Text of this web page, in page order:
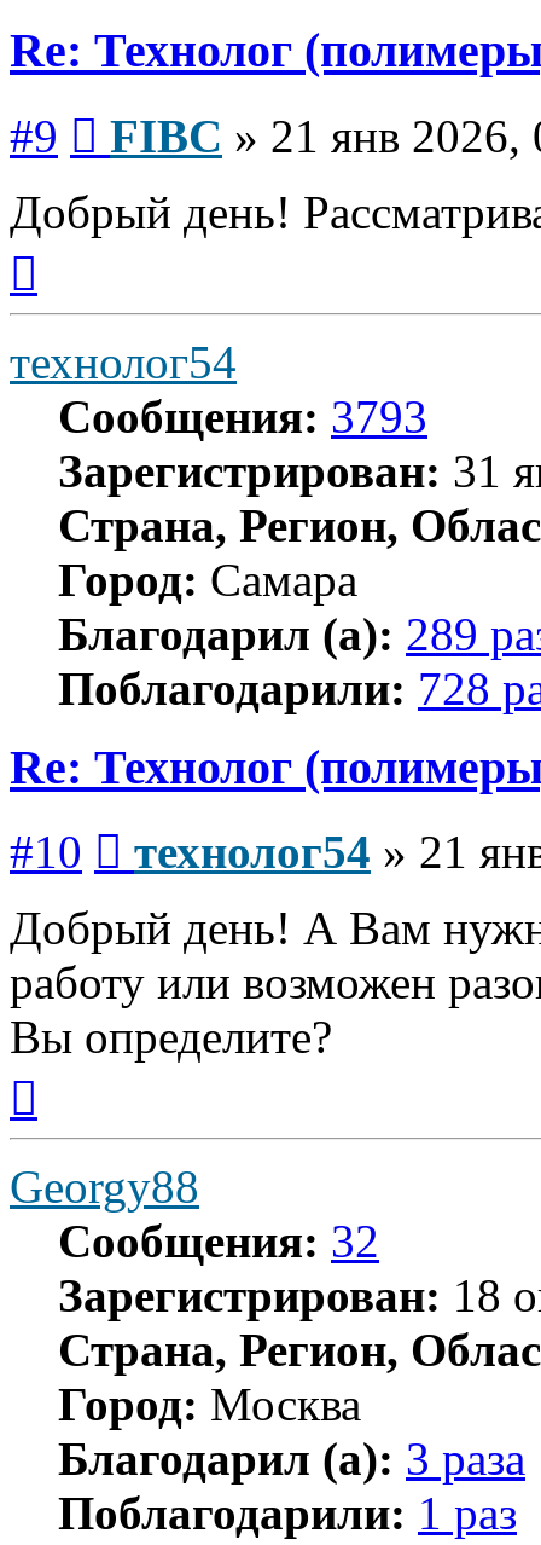
Re: Технолог
#9 FIBC » 21 янв 2026,
Добрый день!
началу
технолог54
Сообщения: 3793
Зарегистрирован: 31
Страна, Регион,
Город: Самара
Благодарил (а): 289
Поблагодарили: 728
Re: Технолог
#10 технолог54 » 21
Добрый день! А Вам
работу или возможен
Вы определите?
началу
Georgy88
Сообщения: 32
Зарегистрирован: 18
Страна, Регион,
Город: Москва
Благодарил (а): 3 раза
Поблагодарили: 1 раз